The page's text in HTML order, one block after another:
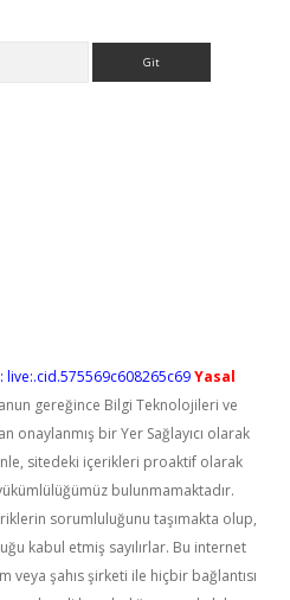
live:.cid.575569c608265c69Yasal
gereğince Bilgi Teknolojileri ve
onaylanmış bir Yer Sağlayıcı olarak
sitedeki içerikleri proaktif olarak
bulunmamaktadır.
sorumluluğunu taşımakta olup,
kabul etmiş sayılırlar. Bu internet
veya şahıs şirketi ile hiçbir bağlantısı